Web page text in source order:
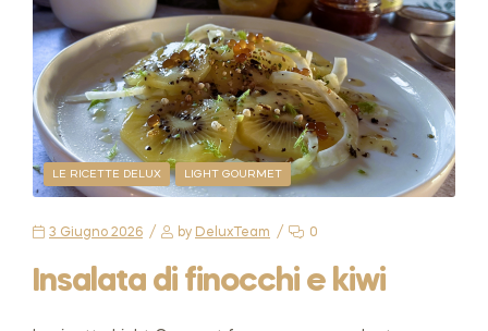
LE RICETTE DELUX LIGHT GOURMET
3 Giugno 2026 by DeluxTeam 0
Insalata di finocchi e kiwi